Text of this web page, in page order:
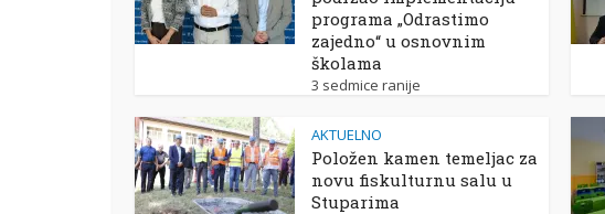
programa „Odrastimo
zajedno“ u osnovnim
školama
3 sedmice ranije
AKTUELNO
Položen kamen temeljac za
novu fiskulturnu salu u
Stuparima